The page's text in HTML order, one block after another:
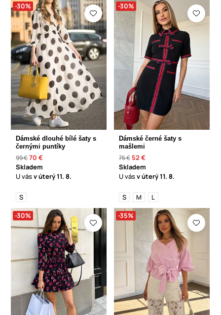
-30%
Dámské dlouhé bílé šaty s
černými puntíky
99 €70 €
Skladem
U vásv úterý11. 8.
S
-30%
Dámské černé šaty s
mašlemi
75 € 52 €
Skladem
U vásv úterý11. 8.
S M L
-30% -35%